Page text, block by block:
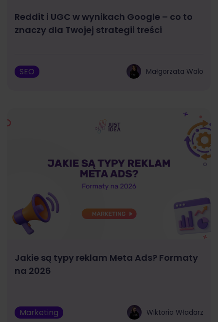
Reddit i UGC w wynikach Google – co to
znaczy dla Twojej strategii treści
SEO Małgorzata Walo
Jakie są typy reklam Meta Ads? Formaty
na 2026
Marketing Wiktoria Władarz